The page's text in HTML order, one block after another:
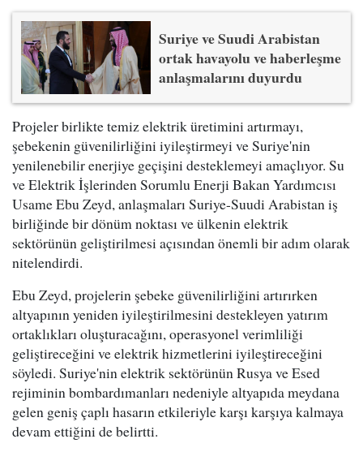
Suriye ve Suudi Arabistan
ortak havayolu ve haberleşme
anlaşmalarını duyurdu
Projeler birlikte temiz elektrik üretimini artırmayı,
şebekenin güvenilirliğini iyileştirmeyi ve Suriye'nin
yenilenebilir enerjiye geçişini desteklemeyi amaçlıyor. Su
ve Elektrik İşlerinden Sorumlu Enerji Bakan Yardımcısı
Usame Ebu Zeyd, anlaşmaları Suriye-Suudi Arabistan iş
birliğinde bir dönüm noktası ve ülkenin elektrik
sektörünün geliştirilmesi açısından önemli bir adım olarak
nitelendirdi.
Ebu Zeyd, projelerin şebeke güvenilirliğini artırırken
altyapının yeniden iyileştirilmesini destekleyen yatırım
ortaklıkları oluşturacağını, operasyonel verimliliği
geliştireceğini ve elektrik hizmetlerini iyileştireceğini
söyledi. Suriye'nin elektrik sektörünün Rusya ve Esed
rejiminin bombardımanları nedeniyle altyapıda meydana
gelen geniş çaplı hasarın etkileriyle karşı karşıya kalmaya
devam ettiğini de belirtti.